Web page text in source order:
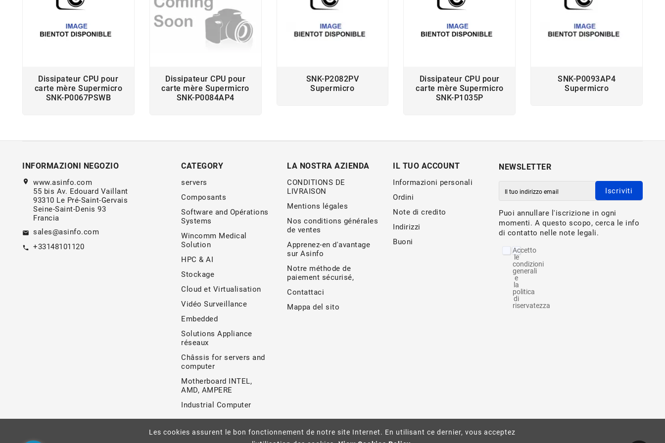
Les cookies assurent le bon fonctionnement de notre site Internet. En utilisant ce dernier, vous acceptez
Dissipateur CPU pour
carte mère Supermicro
SNK-P0067PSWB
Dissipateur CPU pour
carte mère Supermicro
SNK-P0084AP4
SNK-P2082PV
Supermicro
Dissipateur CPU pour
carte mère Supermicro
SNK-P1035P
SNK-P0093AP4
Supermicro
INFORMAZIONI NEGOZIO
location_on
www.asinfo.com
55 bis Av. Edouard Vaillant
93310 Le Pré-Saint-Gervais
Seine-Saint-Denis 93
Francia
email sales@asinfo.com
call +33148101120
CATEGORY
servers
Composants
Software and Opérations
Systems
Wincomm Medical
Solution
HPC & AI
Stockage
Cloud et Virtualisation
Vidéo Surveillance
Embedded
Solutions Appliance
réseaux
Châssis for servers and
computer
Motherboard INTEL,
AMD, AMPERE
Industrial Computer
LA NOSTRA AZIENDA
CONDITIONS DE
LIVRAISON
Mentions légales
Nos conditions générales
de ventes
Apprenez-en d'avantage
sur Asinfo
Notre méthode de
paiement sécurisé,
Contattaci
Mappa del sito
IL TUO ACCOUNT
Informazioni personali
Ordini
Note di credito
Indirizzi
Buoni
NEWSLETTER
Iscriviti
Puoi annullare l'iscrizione in ogni
momenti. A questo scopo, cerca le info
di contatto nelle note legali.
Accetto
le
condizioni
generali
e
la
politica
di
riservatezza